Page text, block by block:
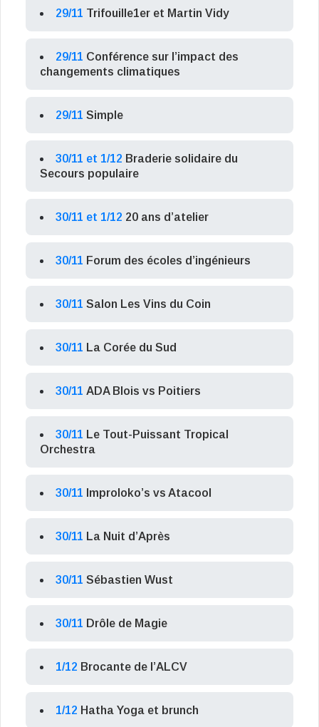
29/11 Trifouille1er et Martin Vidy
29/11 Conférence sur l’impact des
changements climatiques
29/11 Simple
30/11 et 1/12 Braderie solidaire du
Secours populaire
30/11 et 1/12 20 ans d’atelier
30/11 Forum des écoles d’ingénieurs
30/11 Salon Les Vins du Coin
30/11 La Corée du Sud
30/11 ADA Blois vs Poitiers
30/11 Le Tout-Puissant Tropical
Orchestra
30/11 Improloko’s vs Atacool
30/11 La Nuit d’Après
30/11 Sébastien Wust
30/11 Drôle de Magie
1/12 Brocante de l’ALCV
1/12 Hatha Yoga et brunch